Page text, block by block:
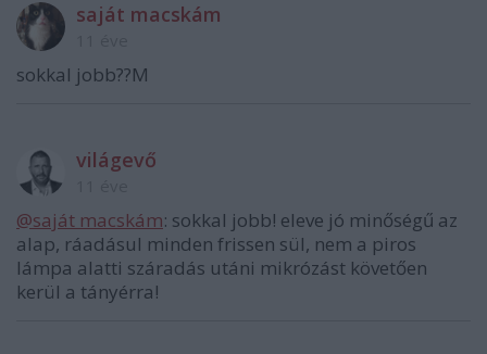
saját macskám
sokkal jobb??M
világevő
@saját macskám: sokkal jobb! eleve jó minőségű az
alap, ráadásul minden frissen sül, nem a piros
lámpa alatti száradás utáni mikrózást követően
kerül a tányérra!